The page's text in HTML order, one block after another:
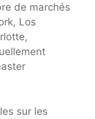
de marchés
Los
sur les